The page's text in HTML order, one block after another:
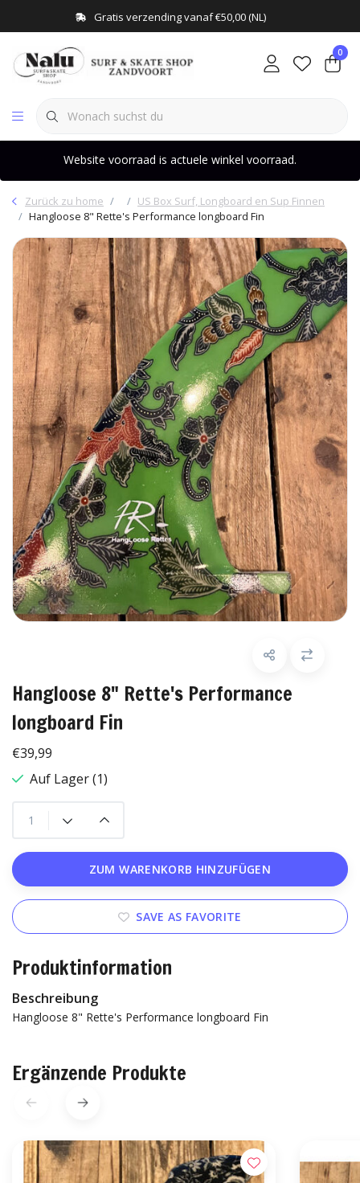
Gratis verzending vanaf €50,00 (NL)
0
Website voorraad is actuele winkel voorraad.
Zurück zu home
US Box Surf, Longboard en Sup Finnen
Hangloose 8" Rette's Performance longboard Fin
Hangloose 8" Rette's Performance
longboard Fin
€39,99
Auf Lager (1)
ZUM WARENKORB HINZUFÜGEN
SAVE AS FAVORITE
Produktinformation
Beschreibung
Hangloose 8" Rette's Performance longboard Fin
Ergänzende Produkte